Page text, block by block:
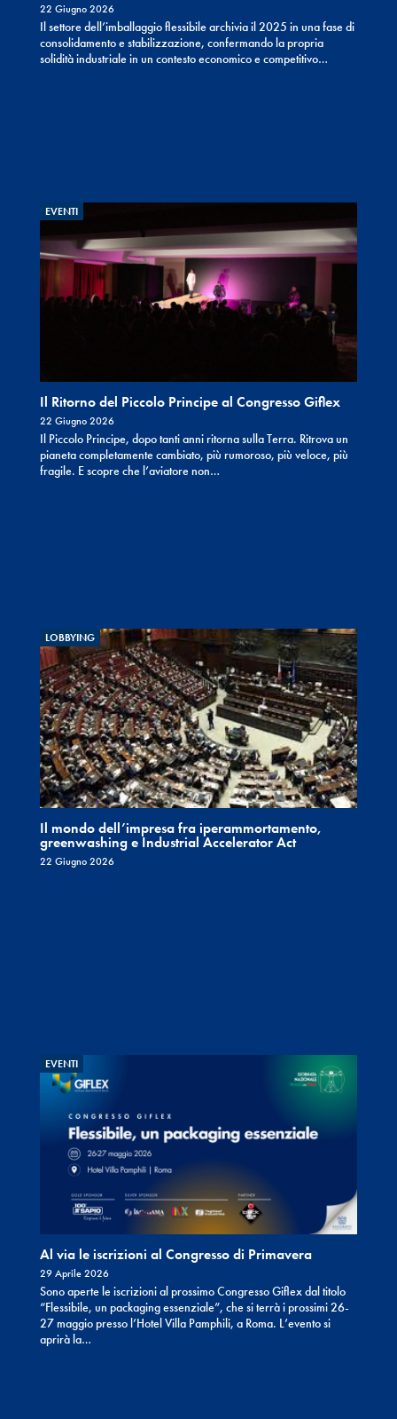
22 Giugno 2026
Il settore dell’imballaggio flessibile archivia il 2025 in una fase di
consolidamento e stabilizzazione, confermando la propria
solidità industriale in un contesto economico e competitivo…
EVENTI
Il Ritorno del Piccolo Principe al Congresso Giflex
22 Giugno 2026
Il Piccolo Principe, dopo tanti anni ritorna sulla Terra. Ritrova un
pianeta completamente cambiato, più rumoroso, più veloce, più
fragile. E scopre che l’aviatore non…
LOBBYING
Il mondo dell’impresa fra iperammortamento,
greenwashing e Industrial Accelerator Act
22 Giugno 2026
EVENTI
Al via le iscrizioni al Congresso di Primavera
29 Aprile 2026
Sono aperte le iscrizioni al prossimo Congresso Giflex dal titolo
“Flessibile, un packaging essenziale”, che si terrà i prossimi 26-
27 maggio presso l’Hotel Villa Pamphili, a Roma. L’evento si
aprirà la…